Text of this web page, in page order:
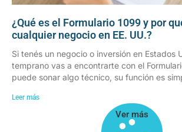
¿Qué es el Formulario 1099 y por
cualquier negocio en EE. UU.?
Si tenés un negocio o inversión en Estados
temprano vas a encontrarte con el
puede sonar algo técnico, su función es
Leer más
Ver más